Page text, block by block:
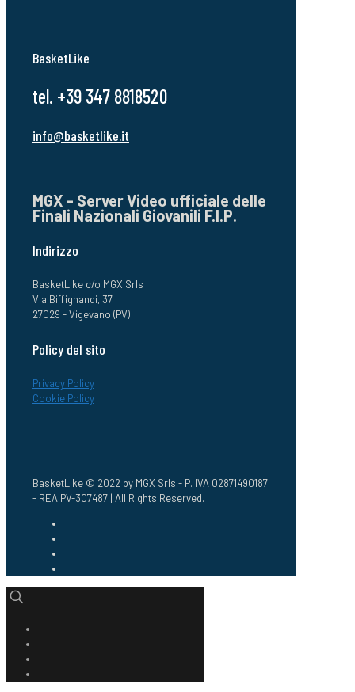
BasketLike
tel. +39 347 8818520
info@basketlike.it
MGX - Server Video ufficiale delle
Finali Nazionali Giovanili F.I.P.
Indirizzo
BasketLike c/o MGX Srls
Via Biffignandi, 37
27029 - Vigevano (PV)
Policy del sito
Privacy Policy
Cookie Policy
BasketLike © 2022 by MGX Srls - P. IVA 02871490187
- REA PV-307487 | All Rights Reserved.